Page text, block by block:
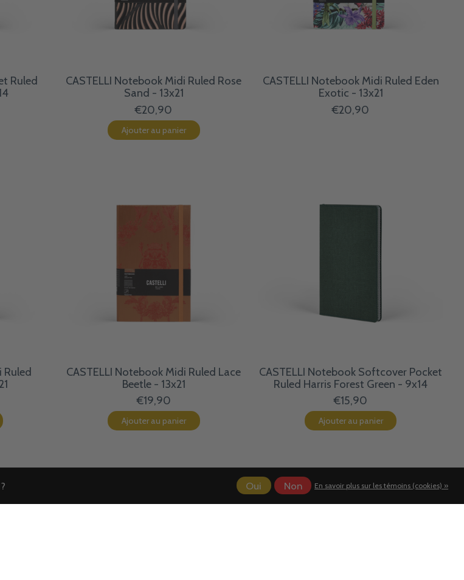
Ruled
CASTELLI Notebook Midi Ruled Rose
Sand - 13x21
€20,90
Ajouter au panier
CASTELLI Notebook Midi Ruled Eden
Exotic - 13x21
€20,90
Ruled
CASTELLI Notebook Midi Ruled Lace
Beetle - 13x21
€19,90
Ajouter au panier
CASTELLI Notebook Softcover Pocket
Ruled Harris Forest Green - 9x14
€15,90
Ajouter au panier
Voir plus
Oui Non En savoir plus sur les témoins (cookies) »